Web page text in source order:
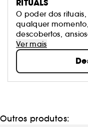
RITUALS
O poder dos
qualquer
descobertos,
que possuem. São
sem significado
Rituals mostra-lhe
viver com alegria.
assim como os
Ver mais
Outros produtos: